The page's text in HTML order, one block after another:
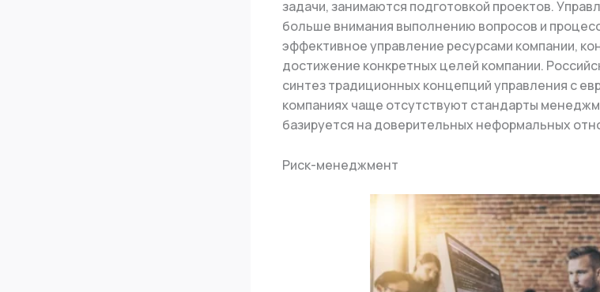
задачи, занимаются подготовкой проектов.
больше внимания выполнению вопросов и
эффективное управление ресурсами компании,
достижение конкретных целей компании.
синтез традиционных концепций управления с
компаниях чаще отсутствуют стандарты
базируется на доверительных неформальных
Риск-менеджмент